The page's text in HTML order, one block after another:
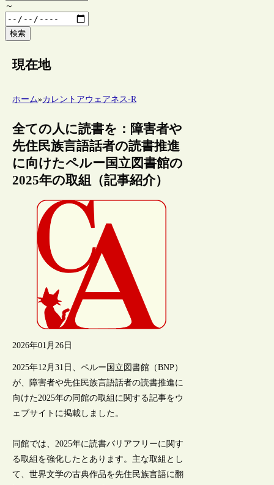
～
検索
現在地
ホーム»カレントアウェアネス-R
全ての人に読書を：障害者や
先住民族言語話者の読書推進
に向けたペルー国立図書館の
2025年の取組（記事紹介）
2026年01月26日
2025年12月31日、ペルー国立図書館（BNP）
が、障害者や先住民族言語話者の読書推進に
向けた2025年の同館の取組に関する記事をウ
ェブサイトに掲載しました。
同館では、2025年に読書バリアフリーに関す
る取組を強化したとあります。主な取組とし
て、世界文学の古典作品を先住民族言語に翻